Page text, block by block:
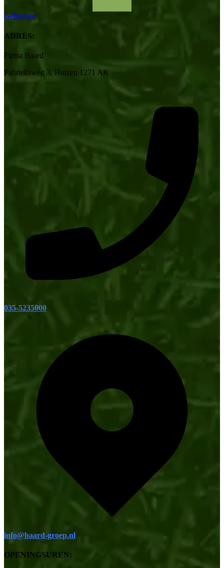
Gebruikte
ADRES:
Firma Baard
Fabrieksweg 3, Huizen 1271 AK
035-5235000
info@baard-groep.nl
OPENINGSUREN: